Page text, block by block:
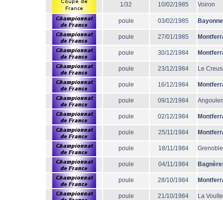
1/32 10/02/1985 Voiron
poule 03/02/1985 Bayonne
poule 27/01/1985
poule 30/12/1984
poule 23/12/1984 Le
poule 16/12/1984
poule 09/12/1984
poule 02/12/1984
poule 25/11/1984
poule 18/11/1984 Grenoble
poule 04/11/1984
poule 28/10/1984
poule 21/10/1984 La Voulte